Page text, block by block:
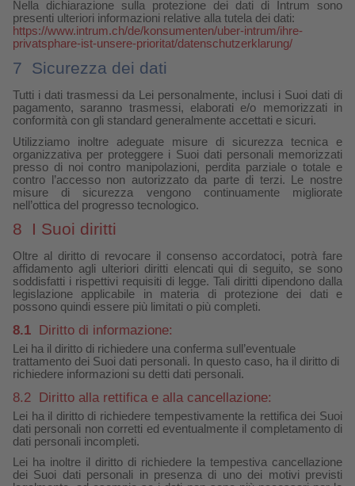
Nella dichiarazione sulla protezione dei dati di Intrum sono
presenti ulteriori informazioni relative alla tutela dei dati:
https://www.intrum.ch/de/konsumenten/uber-intrum/ihre-
privatsphare-ist-unsere-prioritat/datenschutzerklarung/
7 Sicurezza dei dati
Tutti i dati trasmessi da Lei personalmente, inclusi i Suoi dati di
pagamento, saranno trasmessi, elaborati e/o memorizzati in
conformità con gli standard generalmente accettati e sicuri.
Utilizziamo inoltre adeguate misure di sicurezza tecnica e
organizzativa per proteggere i Suoi dati personali memorizzati
presso di noi contro manipolazioni, perdita parziale o totale e
contro l’accesso non autorizzato da parte di terzi. Le nostre
misure di sicurezza vengono continuamente migliorate
nell’ottica del progresso tecnologico.
8 I Suoi diritti
Oltre al diritto di revocare il consenso accordatoci, potrà fare
affidamento agli ulteriori diritti elencati qui di seguito, se sono
soddisfatti i rispettivi requisiti di legge. Tali diritti dipendono dalla
legislazione applicabile in materia di protezione dei dati e
possono quindi essere più limitati o più completi.
8.1 Diritto di informazione:
Lei ha il diritto di richiedere una conferma sull’eventuale
trattamento dei Suoi dati personali. In questo caso, ha il diritto di
richiedere informazioni su detti dati personali.
8.2 Diritto alla rettifica e alla cancellazione:
Lei ha il diritto di richiedere tempestivamente la rettifica dei Suoi
dati personali non corretti ed eventualmente il completamento di
dati personali incompleti.
Lei ha inoltre il diritto di richiedere la tempestiva cancellazione
dei Suoi dati personali in presenza di uno dei motivi previsti